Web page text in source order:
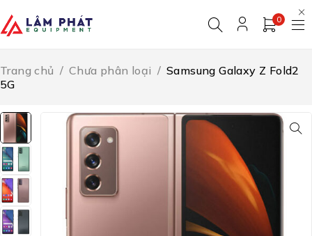
0
Trang chủ / Chưa phân loại / Samsung Galaxy Z Fold2
5G